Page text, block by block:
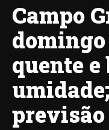
Campo
quente
previsão